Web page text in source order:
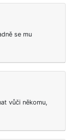
se mu
vůči někomu,